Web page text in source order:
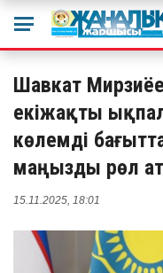
Шавкат
екіжақты
көлемді
маңызды рөл
15.11.2025, 18:01